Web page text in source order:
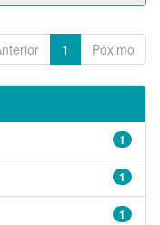
1 Póximo
1
1
1